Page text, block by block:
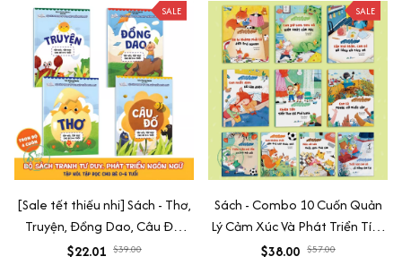
SALE
[Sale tết thiếu nhi] Sách - Thơ,
Truyện, Đồng Dao, Câu Đố,
Tập Nói Tập Đọc Cho Bé 0-6
$22.01 $39.00
SALE
Sách - Combo 10 Cuốn Quản
Lý Cảm Xúc Và Phát Triển Tính
Cách Cho Bé Từ 2 - 6 Tuổi
$38.00 $57.00